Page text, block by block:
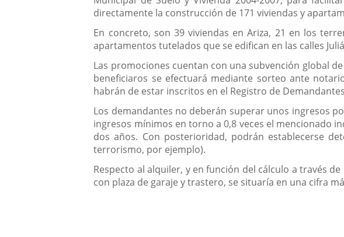
directamente la construcción de 171 viviendas y
En concreto, son 39 viviendas en Ariza, 21 en los
apartamentos tutelados que se edifican en las calles
Las promociones cuentan con una subvención global
beneficiaros se efectuará mediante sorteo ante
habrán de estar inscritos en el Registro de
Los demandantes no deberán superar unos ingresos
ingresos mínimos en torno a 0,8 veces el mencionado
dos años. Con posterioridad, podrán establecerse
terrorismo, por ejemplo).
Respecto al alquiler, y en función del cálculo a través
con plaza de garaje y trastero, se situaría en una cifra